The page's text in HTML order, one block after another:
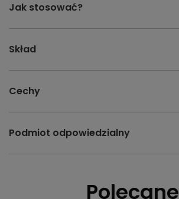
Jak stosować?
Skład
Cechy
Podmiot odpowiedzialny
Polecane